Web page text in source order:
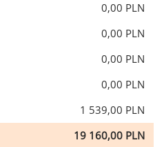
0,00 PLN
0,00 PLN
0,00 PLN
0,00 PLN
1 539,00 PLN
19 160,00 PLN